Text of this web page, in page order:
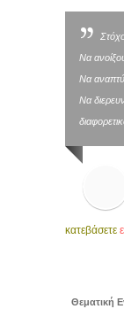
Να
Να
Να
κατεβάσετε
Θεματική